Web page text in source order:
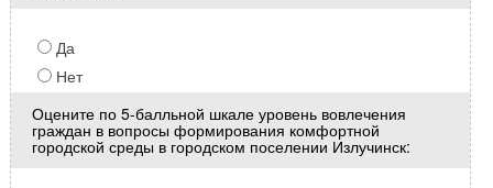
Да
Нет
Оцените по 5-балльной шкале уровень вовлечения
граждан в вопросы формирования комфортной
городской среды в городском поселении Излучинск: